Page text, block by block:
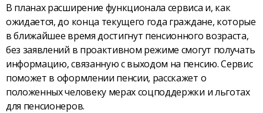
В планах расширение функционала сервиса и, как
ожидается, до конца текущего года граждане, которые
в ближайшее время достигнут пенсионного возраста,
без заявлений в проактивном режиме смогут получать
информацию, связанную с выходом на пенсию. Сервис
поможет в оформлении пенсии, расскажет о
положенных человеку мерах соцподдержки и льготах
для пенсионеров.